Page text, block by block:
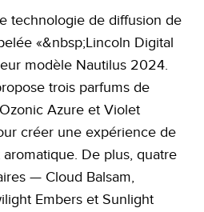
technologie de diffusion de
«&nbsp;Lincoln Digital
modèle Nautilus 2024.
trois parfums de
Azure et Violet
créer une expérience de
De plus, quatre
— Cloud Balsam,
Embers et Sunlight